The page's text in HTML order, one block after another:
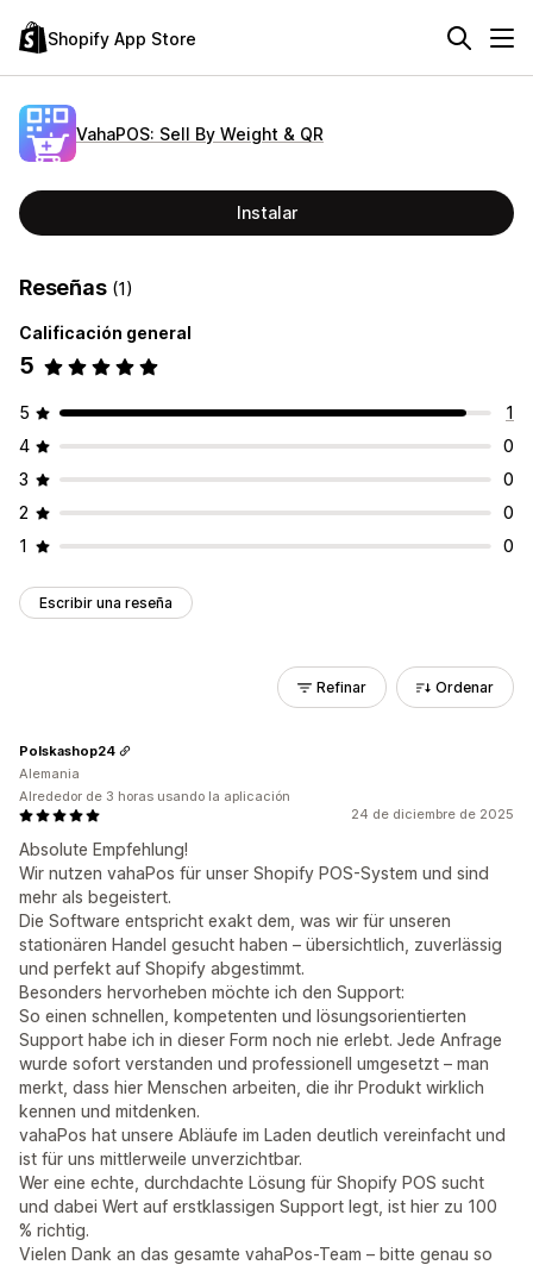
Shopify App Store
VahaPOS: Sell By Weight & QR
Instalar
Reseñas (1)
Calificación general
5
5
1
4
0
3
0
2
0
1
0
Escribir una reseña
Refinar Ordenar
24 de diciembre de 2025
Absolute Empfehlung!
Wir nutzen vahaPos für unser Shopify POS-System und sind
mehr als begeistert.
Die Software entspricht exakt dem, was wir für unseren
stationären Handel gesucht haben – übersichtlich, zuverlässig
und perfekt auf Shopify abgestimmt.
Besonders hervorheben möchte ich den Support:
So einen schnellen, kompetenten und lösungsorientierten
Support habe ich in dieser Form noch nie erlebt. Jede Anfrage
wurde sofort verstanden und professionell umgesetzt – man
merkt, dass hier Menschen arbeiten, die ihr Produkt wirklich
kennen und mitdenken.
vahaPos hat unsere Abläufe im Laden deutlich vereinfacht und
ist für uns mittlerweile unverzichtbar.
Wer eine echte, durchdachte Lösung für Shopify POS sucht
und dabei Wert auf erstklassigen Support legt, ist hier zu 100
% richtig.
Vielen Dank an das gesamte vahaPos-Team – bitte genau so
Polskashop24
Alemania
Alrededor de 3 horas usando la aplicación